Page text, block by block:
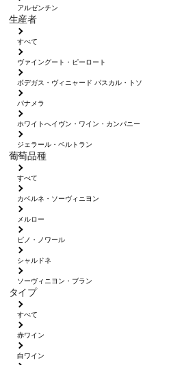
アルゼンチン
生産者
すべて
ヴァイングート・ピーロート
ボデガス・ヴィニャード パスカル・トソ
パナメラ
ホワイトへイヴン・ワイン・カンパニー
ジェラール・ベルトラン
葡萄品種
すべて
カベルネ・ソーヴィニヨン
メルロー
ピノ・ノワール
シャルドネ
ソーヴィニヨン・ブラン
タイプ
すべて
赤ワイン
白ワイン